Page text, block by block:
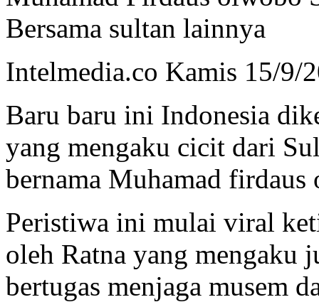
Bersama sultan lainnya
Intelmedia.co Kamis 15/9/
Baru baru ini Indonesia
yang mengaku cicit dari
bernama Muhamad
Peristiwa ini mulai viral
oleh Ratna yang mengaku
bertugas menjaga musem